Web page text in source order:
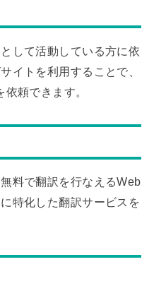
して活動している方に依
イトを利用することで、
頼できます。
料で翻訳を行なえるWeb
特化した翻訳サービスを